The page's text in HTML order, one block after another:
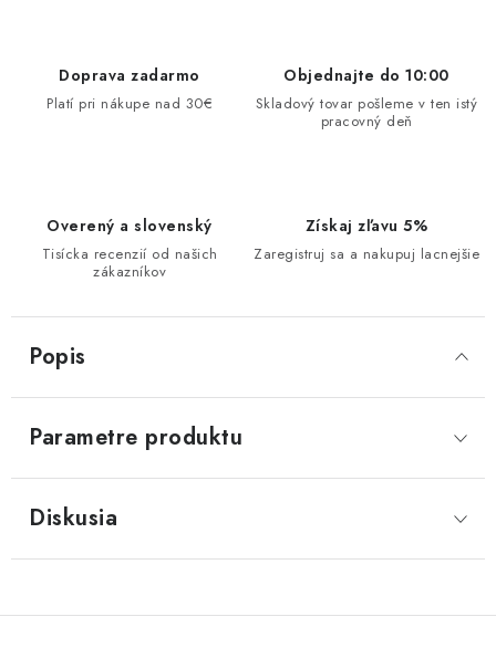
Doprava zadarmo
Platí pri nákupe nad 30€
Objednajte do 10:00
Skladový tovar pošleme v ten istý
pracovný deň
Overený a slovenský
Tisícka recenzií od našich
zákazníkov
Získaj zľavu 5%
Zaregistruj sa a nakupuj lacnejšie
Popis
Parametre produktu
Diskusia